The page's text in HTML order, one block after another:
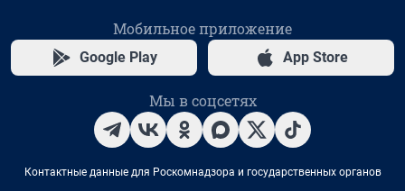
Мобильное приложение
Google Play App Store
Мы в соцсетях
Контактные данные для Роскомнадзора и государственных органов